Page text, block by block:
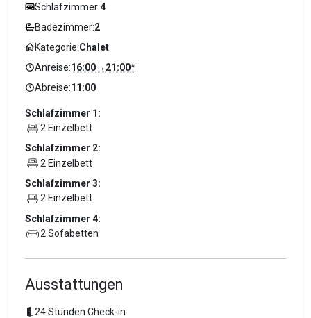
Schlafzimmer:4
Badezimmer:2
Kategorie:Chalet
Anreise:16:00→ 21:00*
Abreise:11:00
Schlafzimmer 1:
2 Einzelbett
Schlafzimmer 2:
2 Einzelbett
Schlafzimmer 3:
2 Einzelbett
Schlafzimmer 4:
2 Sofabetten
Ausstattungen
24 Stunden Check-in